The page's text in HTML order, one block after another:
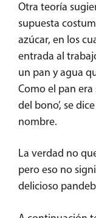
Otra teoría
supuesta
azúcar, en los
entrada al
un pan y agua
Como el pan
del bono’, se
nombre.
La verdad no
pero eso no
delicioso